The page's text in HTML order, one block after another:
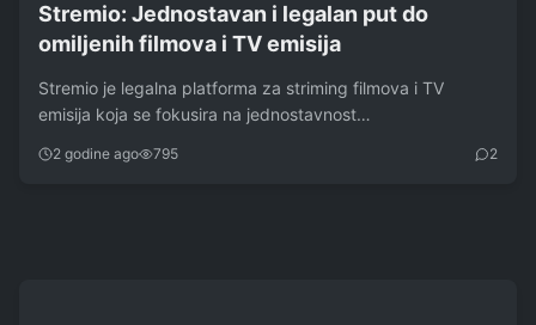
Stremio: Jednostavan i legalan put do
omiljenih filmova i TV emisija
Stremio je legalna platforma za striming filmova i TV
emisija koja se fokusira na jednostavnost…
2 godine ago 795 2